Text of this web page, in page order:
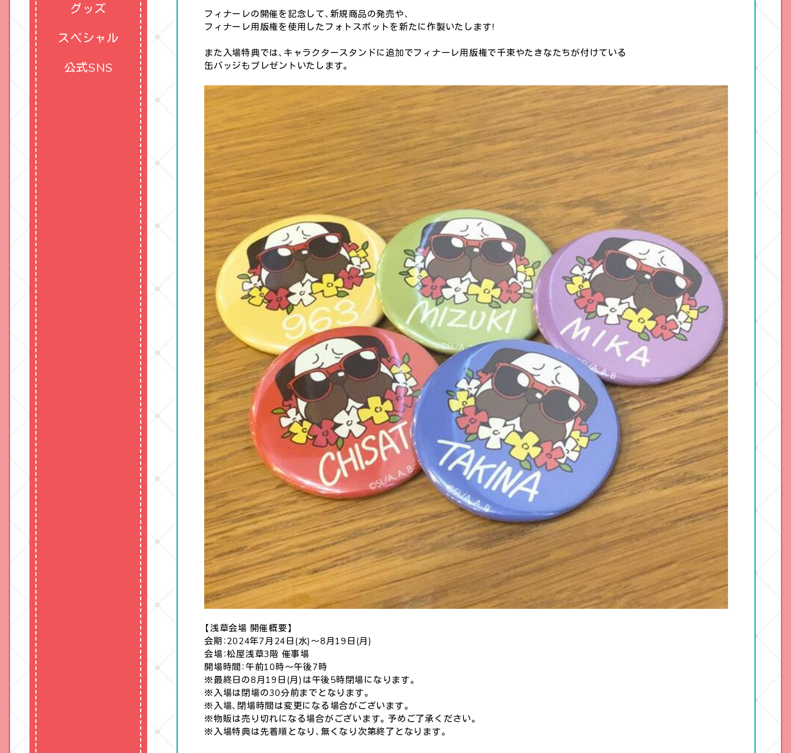
グッズ
スペシャル
公式SNS
フィナーレの開催を記念して、新規商品の発売や、
フィナーレ用版権を使用したフォトスポットを新たに作製いたします！
また入場特典では、キャラクタースタンドに追加でフィナーレ用版権で千束やたきなたちが付けている
缶バッジもプレゼントいたします。
【浅草会場 開催概要】
会期：2024年7月24日(水)～8月19日(月)
会場：松屋浅草3階 催事場
開場時間：午前10時～午後7時
※最終日の8月19日(月)は午後5時閉場になります。
※入場は閉場の30分前までとなります。
※入場、閉場時間は変更になる場合がございます。
※物販は売り切れになる場合がございます。予めご了承ください。
※入場特典は先着順となり、無くなり次第終了となります。